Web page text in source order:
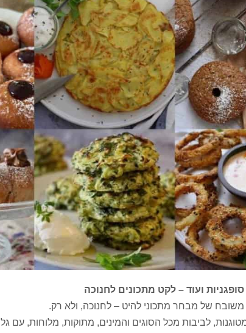
ועוד – לקט מתכונים לחנוכה
של מבחר מתכוני להיט – לחנוכה, ולא רק.
לביבות מכל הסוגים והמינים, מתוקות, מלוחות, עם